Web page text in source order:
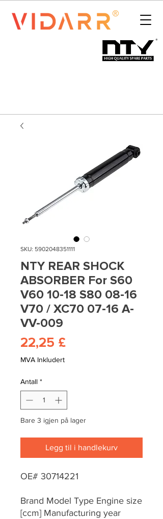
SKU: 5902048351111
NTY REAR SHOCK
ABSORBER For S60
V60 10-18 S80 08-16
V70 / XC70 07-16 A-
VV-009
22,25 £Pris
MVA Inkludert
Antall *
Bare 3 igjen på lager
Legg til i handlekurv
OE# 30714221
Brand Model Type Engine size
[ccm] Manufacturing year